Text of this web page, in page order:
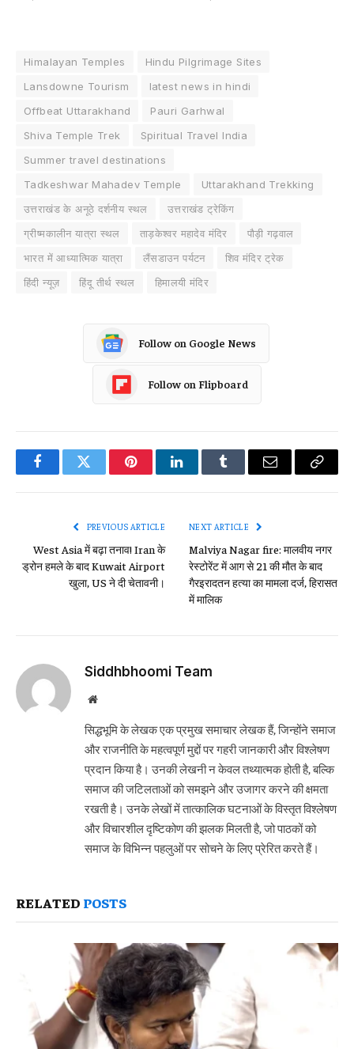
Himalayan Temples
Hindu Pilgrimage Sites
Lansdowne Tourism
latest news in hindi
Offbeat Uttarakhand
Pauri Garhwal
Shiva Temple Trek
Spiritual Travel India
Summer travel destinations
Tadkeshwar Mahadev Temple
Uttarakhand Trekking
उत्तराखंड के अनूठे दर्शनीय स्थल
उत्तराखंड ट्रेकिंग
ग्रीष्मकालीन यात्रा स्थल
ताड़केश्वर महादेव मंदिर
पौड़ी गढ़वाल
भारत में आध्यात्मिक यात्रा
लैंसडाउन पर्यटन
शिव मंदिर ट्रेक
हिंदी न्यूज़
हिंदू तीर्थ स्थल हिमालयी मंदिर
Follow on Google News
Follow on Flipboard
FacebookTwitter PinterestLinkedInTumblr Email
Copy
PREVIOUS ARTICLE
West Asia में बढ़ा तनाव! Iran के
ड्रोन हमले के बाद Kuwait Airport
खुला, US ने दी चेतावनी।
NEXT ARTICLE
Malviya Nagar fire: मालवीय नगर
रेस्टोरेंट में आग से 21 की मौत के बाद
गैरइरादतन हत्या का मामला दर्ज, हिरासत
में मालिक
Siddhbhoomi Team
Website
सिद्धभूमि के लेखक एक प्रमुख समाचार लेखक हैं, जिन्होंने समाज
और राजनीति के महत्वपूर्ण मुद्दों पर गहरी जानकारी और विश्लेषण
प्रदान किया है। उनकी लेखनी न केवल तथ्यात्मक होती है, बल्कि
समाज की जटिलताओं को समझने और उजागर करने की क्षमता
रखती है। उनके लेखों में तात्कालिक घटनाओं के विस्तृत विश्लेषण
और विचारशील दृष्टिकोण की झलक मिलती है, जो पाठकों को
समाज के विभिन्न पहलुओं पर सोचने के लिए प्रेरित करते हैं।
RELATED POSTS